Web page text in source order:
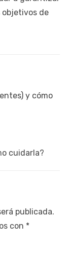
objetivos de
y cómo
cuidarla?
publicada.
con *